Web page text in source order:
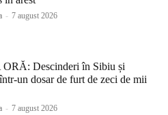
- 7 august 2026
Descinderi în Sibiu și
un dosar de furt de zeci de mii
- 7 august 2026